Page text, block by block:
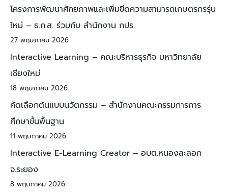
โครงการพัฒนาศักยภาพและเพิ่มขีดความสามารถเกษตรกรรุ่น
ใหม่ – ธ.ก.ส. ร่วมกับ สำนักงาน กปร.
27 พฤษภาคม 2026
Interactive Learning – คณะบริหารธุรกิจ มหาวิทยาลัย
เชียงใหม่
18 พฤษภาคม 2026
คัดเลือกต้นแบบนวัตกรรม – สำนักงานคณะกรรมการการ
ศึกษาขั้นพื้นฐาน
11 พฤษภาคม 2026
Interactive E-Learning Creator – อบต.หนองละลอก
จ.ระยอง
8 พฤษภาคม 2026